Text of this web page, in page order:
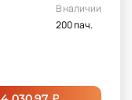
В наличии
200 пач.